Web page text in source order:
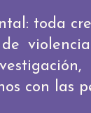
toda
con las